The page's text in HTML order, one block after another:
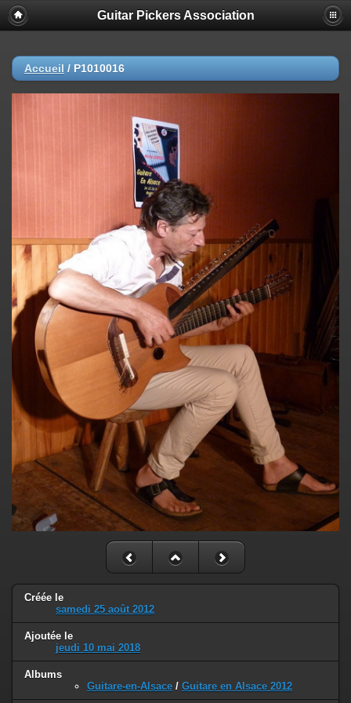
Guitar Pickers Association
Accueil / P1010016
Créée le
samedi 25 août 2012
Ajoutée le
jeudi 10 mai 2018
Albums
Guitare-en-Alsace / Guitare en Alsace 2012